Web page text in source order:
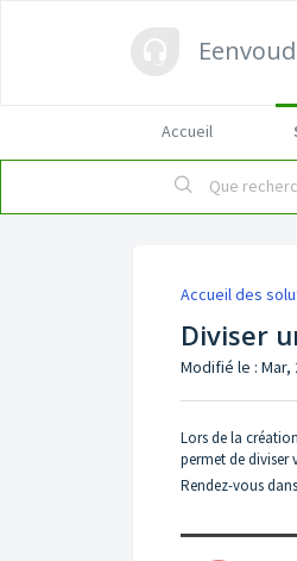
Accueil
Accueil des
Diviser
Modifié le : Mar,
Lors de la
permet de diviser
Rendez-vous